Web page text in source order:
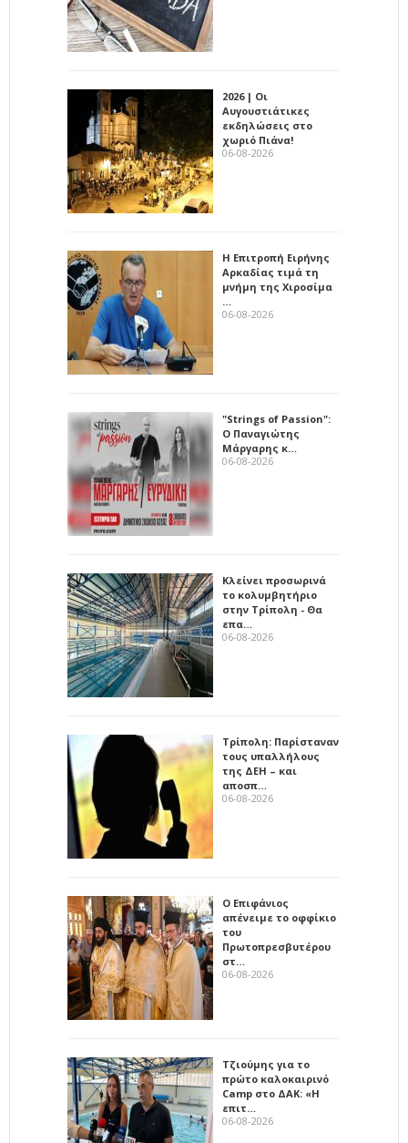
2026 | Οι
Αυγουστιάτικες
εκδηλώσεις στο
χωριό Πιάνα!
06-08-2026
Η Επιτροπή Ειρήνης
Αρκαδίας τιμά τη
μνήμη της Χιροσίμα
…
06-08-2026
"Strings of Passion":
Ο Παναγιώτης
Μάργαρης κ…
06-08-2026
Κλείνει προσωρινά
το κολυμβητήριο
στην Τρίπολη - Θα
επα…
06-08-2026
Τρίπολη: Παρίσταναν
τους υπαλλήλους
της ΔΕΗ – και
αποσπ…
06-08-2026
Ο Επιφάνιος
απένειμε το οφφίκιο
του
Πρωτοπρεσβυτέρου
στ…
06-08-2026
Τζιούμης για το
πρώτο καλοκαιρινό
Camp στο ΔΑΚ: «Η
επιτ…
06-08-2026